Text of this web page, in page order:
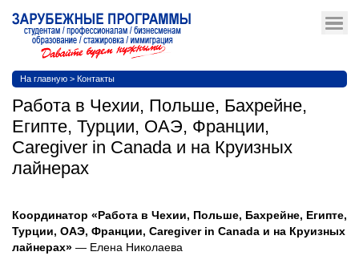
На главную > Контакты
Работа в Чехии, Польше, Бахрейне,
Египте, Турции, ОАЭ, Франции,
Caregiver in Canada и на Круизных
лайнерах
Координатор «Работа в Чехии, Польше, Бахрейне, Египте,
Турции, ОАЭ, Франции, Caregiver in Canada и на Круизных
лайнерах» — Елена Николаева